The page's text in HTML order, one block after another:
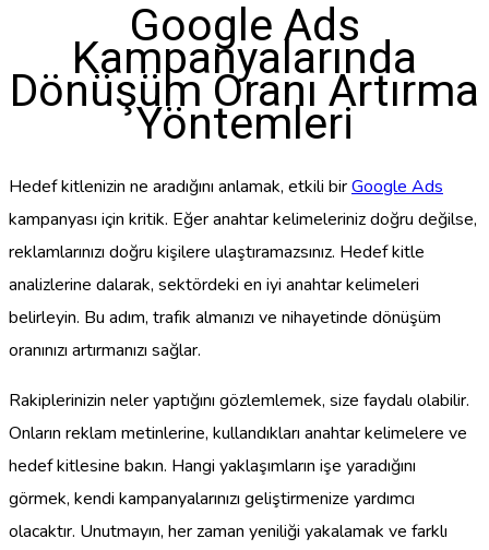
Google Ads
Kampanyalarında
Dönüşüm Oranı Artırma
Yöntemleri
Hedef kitlenizin ne aradığını anlamak, etkili birGoogle Ads
kampanyası için kritik. Eğer anahtar kelimeleriniz doğru değilse,
reklamlarınızı doğru kişilere ulaştıramazsınız. Hedef kitle
analizlerine dalarak, sektördeki en iyi anahtar kelimeleri
belirleyin. Bu adım, trafik almanızı ve nihayetinde dönüşüm
oranınızı artırmanızı sağlar.
Rakiplerinizin neler yaptığını gözlemlemek, size faydalı olabilir.
Onların reklam metinlerine, kullandıkları anahtar kelimelere ve
hedef kitlesine bakın. Hangi yaklaşımların işe yaradığını
görmek, kendi kampanyalarınızı geliştirmenize yardımcı
olacaktır. Unutmayın, her zaman yeniliği yakalamak ve farklı